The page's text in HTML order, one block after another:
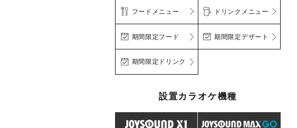
フードメニュー ドリンクメニュー
期間限定フード 期間限定デザート
期間限定ドリンク
設置カラオケ機種